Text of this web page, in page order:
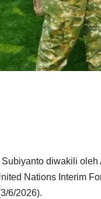
diwakili
Nations Interim
6/2026).